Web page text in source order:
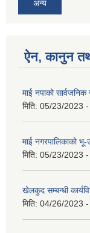
अन्य
ऐन, कानुन
माई नपाको
मिति: 05/23/2023
माई नगरपालिकाको भू-
मिति: 05/23/2023
खेलकुद सम्बन्धी
मिति: 04/26/2023